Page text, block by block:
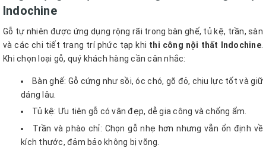
Indochine
Gỗ tự nhiên được ứng dụng rộng rãi trong bàn ghế, tủ kệ, trần, sàn
và các chi tiết trang trí phức tạp khi thi công nội thất Indochine.
Khi chọn loại gỗ, quý khách hàng cần cân nhắc:
Bàn ghế: Gỗ cứng như sồi, óc chó, gõ đỏ, chịu lực tốt và giữ
dáng lâu.
Tủ kệ: Ưu tiên gỗ có vân đẹp, dễ gia công và chống ẩm.
Trần và phào chỉ: Chọn gỗ nhẹ hơn nhưng vẫn ổn định về
kích thước, đảm bảo không bị võng.